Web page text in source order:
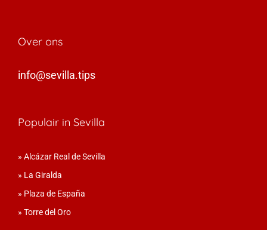
Over ons
info@sevilla.tips
Populair in Sevilla
» Alcázar Real de Sevilla
» La Giralda
» Plaza de España
» Torre del Oro